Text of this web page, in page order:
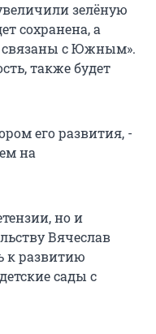
зелёную
сохранена, а
связаны с Южным».
также будет
его развития, -
на
но и
Вячеслав
к развитию
сады с